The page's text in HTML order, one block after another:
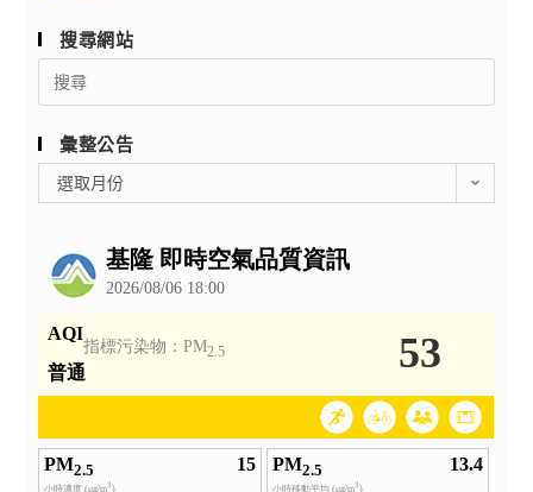
搜尋網站
Search
for:
彙整公告
整
選取月份